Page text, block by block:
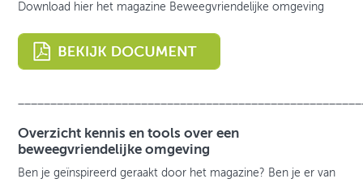
Download hier het magazine Beweegvriendelijke omgeving
Overzicht kennis en tools over een
beweegvriendelijke omgeving
Ben je geïnspireerd geraakt door het magazine? Ben je er van